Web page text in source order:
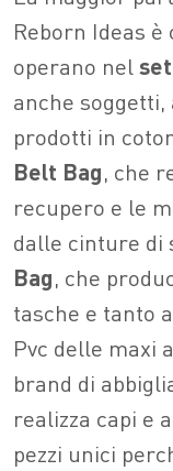
Reborn Ideas
operano nel
anche soggetti,
prodotti in
Belt Bag, che
recupero e le
dalle cinture di
Bag, che
tasche e tanto
Pvc delle maxi
brand di
realizza capi e
pezzi unici